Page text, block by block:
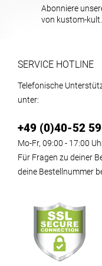
42,5
45,5
48,5
49,5
50
Abonniere
von kustom-
SERVICE HOTLINE
Telefonische
unter:
+49 (0)40-52
Mo-Fr, 09:00 - 17:00
Für Fragen zu deiner
deine Bestellnummer